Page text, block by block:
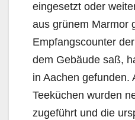
eingesetzt oder
aus grünem Marmor
Empfangscounter
dem Gebäude saß,
in Aachen gefunden.
Teeküchen wurden
zugeführt und die